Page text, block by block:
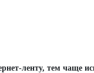
ленту, тем чаще